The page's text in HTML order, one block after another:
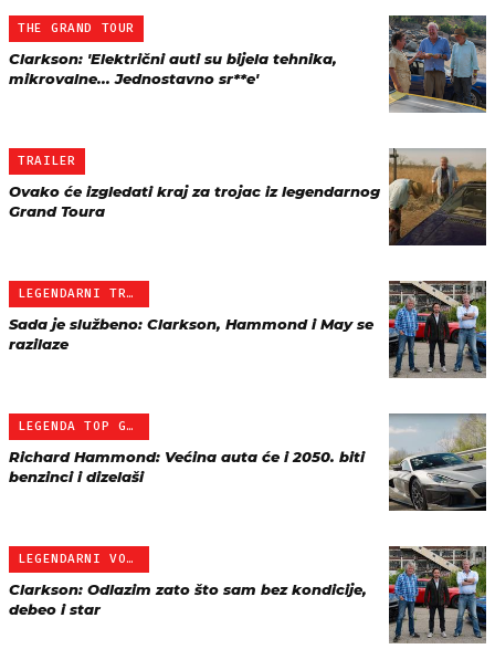
THE GRAND TOUR
Clarkson: 'Električni auti su bijela tehnika,
mikrovalne... Jednostavno sr**e'
TRAILER
Ovako će izgledati kraj za trojac iz legendarnog
Grand Toura
LEGENDARNI TROJAC
Sada je službeno: Clarkson, Hammond i May se
razilaze
LEGENDA TOP GEARA
Richard Hammond: Većina auta će i 2050. biti
benzinci i dizelaši
LEGENDARNI VODITELJ
Clarkson: Odlazim zato što sam bez kondicije,
debeo i star